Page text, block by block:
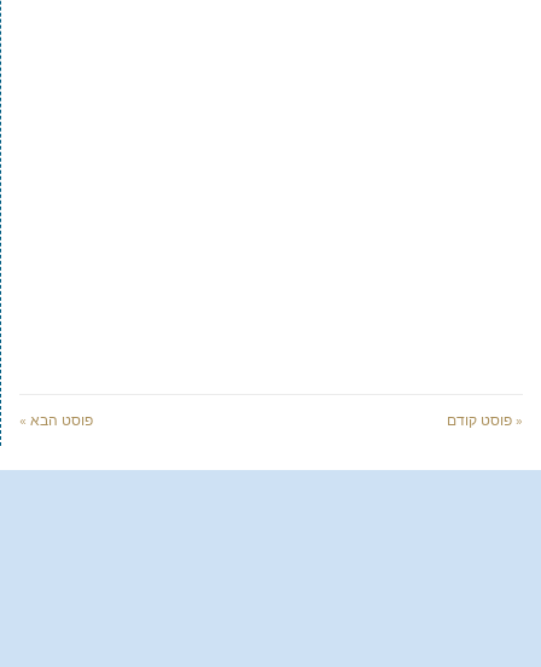
« פוסט קודם פוסט הבא »